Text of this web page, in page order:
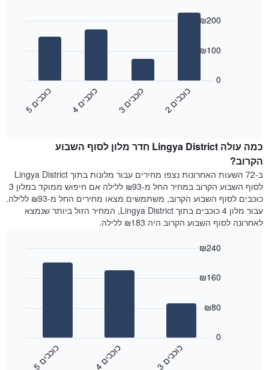
המציגים
השבוע.
Y
המציג
את
מחיר
הממוצע
של
חדר
חדר
הלילה
היום
בימים
האחרונים
השלושה,
מקובץ
קטגוריות
2כו
כ
ב
ים 3כו
כ
ב
ים 4כו
כ
ב
ים 5כו
כ
ב
ים
0
₪100
₪200
כמה עולה Lingya District חדר מלון לסוף השבוע
הקרוב?
ב-72 השעות האחרונות נצפו מחירים עבור מלונות בתוך Lingya District
לסוף השבוע הקרוב במחיר החל מ-₪93 ללילה אם חיפוש ממוקד במלון 3
כוכבים לסוף השבוע הקרוב, משתמשים מצאו מחירים החל מ-₪93 ללילה.
עבור מלון 4 כוכבים בתוך Lingya District, המחיר הזול ביותר שנמצא
לאחרונה לסוף השבוע הקרוב היה ₪183 ללילה.
3כו
כ
ב
ים 4כו
כ
ב
ים 5כו
כ
ב
ים
0
₪80
₪160
₪240